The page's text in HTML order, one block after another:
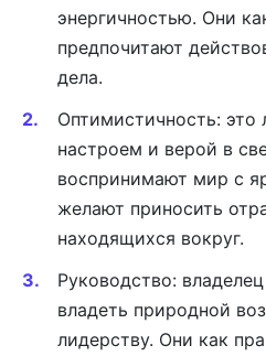
энергичностью. Они
предпочитают
дела.
Оптимистичность:
настроем и верой в
воспринимают мир с
желают приносить
находящихся вокруг.
Руководство:
владеть природной
лидерству. Они как